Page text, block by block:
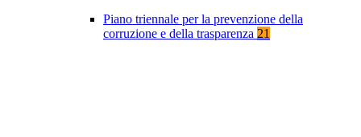
Piano triennale per la prevenzione della
corruzione e della trasparenza 21